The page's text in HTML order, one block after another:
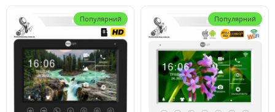
Популярний Популярний